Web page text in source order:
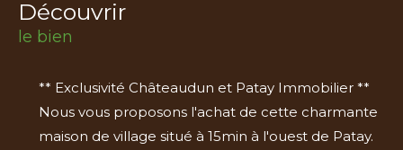
découvrir
le bien
** Exclusivité Châteaudun et Patay Immobilier **
Nous vous proposons l'achat de cette charmante
maison de village situé à 15min à l'ouest de Patay.